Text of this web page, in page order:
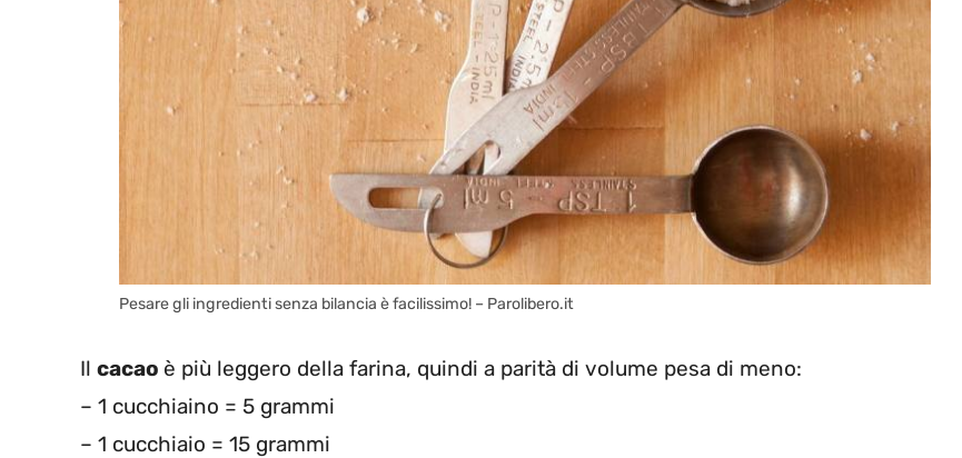
Pesare gli ingredienti senza bilancia è facilissimo! – Parolibero.it
Il cacao è più leggero della farina, quindi a parità di volume pesa di meno:
– 1 cucchiaino = 5 grammi
– 1 cucchiaio = 15 grammi